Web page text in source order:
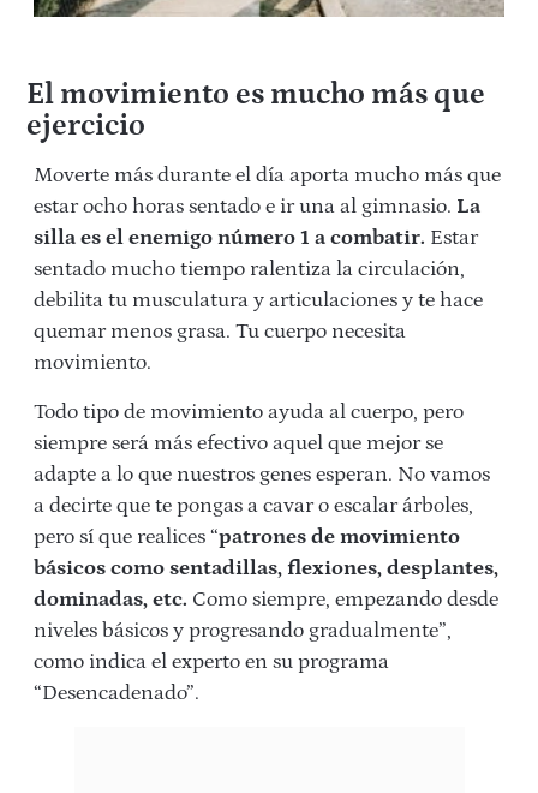
El movimiento es mucho más que
ejercicio
Moverte más durante el día aporta mucho más que
estar ocho horas sentado e ir una al gimnasio. La
silla es el enemigo número 1 a combatir. Estar
sentado mucho tiempo ralentiza la circulación,
debilita tu musculatura y articulaciones y te hace
quemar menos grasa. Tu cuerpo necesita
movimiento.
Todo tipo de movimiento ayuda al cuerpo, pero
siempre será más efectivo aquel que mejor se
adapte a lo que nuestros genes esperan. No vamos
a decirte que te pongas a cavar o escalar árboles,
pero sí que realices “patrones de movimiento
básicos como sentadillas, flexiones, desplantes,
dominadas, etc. Como siempre, empezando desde
niveles básicos y progresando gradualmente”,
como indica el experto en su programa
“Desencadenado”.